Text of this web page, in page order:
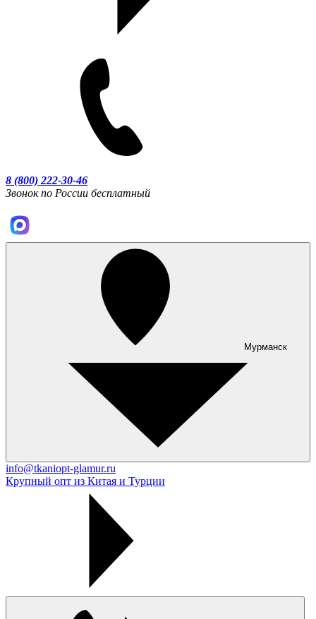
8 (800) 222-30-46
Звонок по России бесплатный
Мурманск
info@tkaniopt-glamur.ru
Крупный опт из Китая и Турции